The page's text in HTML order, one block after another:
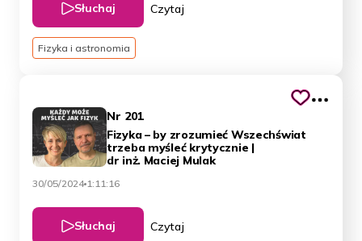
Słuchaj Czytaj
Fizyka i astronomia
Nr 201
Fizyka – by zrozumieć Wszechświat
trzeba myśleć krytycznie |
dr inż. Maciej Mulak
30/05/2024 1:11:16
Słuchaj Czytaj